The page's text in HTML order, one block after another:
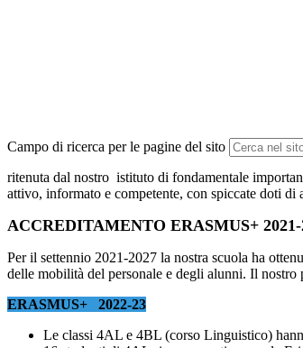
Campo di ricerca per le pagine del sito
ritenuta dal nostro istituto di fondamentale
attivo, informato e competente, con spiccate doti
ACCREDITAMENTO ERASMUS+ 2021-
Per il settennio 2021-2027 la nostra scuola ha
delle mobilità del personale e degli alunni. Il
ERASMUS+ 2022-23
Le classi 4AL e 4BL (corso Linguistico)